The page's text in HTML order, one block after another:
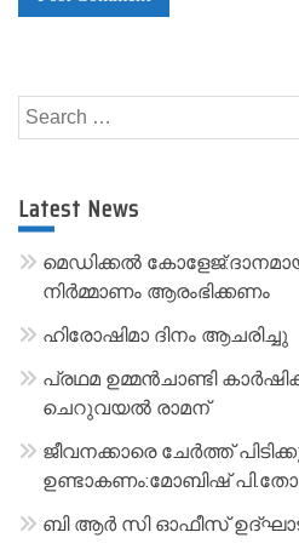
l
n
a
i
e
Search
for:
Latest News
മെഡിക്കൽ
നിർമ്മാണം ആരംഭിക്കണം
ഹിരോഷിമാ ദിനം ആചരിച്ചു
പ്രഥമ ഉമ്മൻചാണ്ടി
ചെറുവയൽ രാമന്
ജീവനക്കാരെ ചേർത്ത്
ഉണ്ടാകണം:മോബിഷ്
ബി ആർ സി ഓഫീസ്